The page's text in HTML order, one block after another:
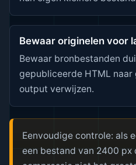
Bewaar originelen voor
Bewaar bronbestanden
gepubliceerde HTML
output verwijzen.
Eenvoudige controle: als
een bestand van 2400 px